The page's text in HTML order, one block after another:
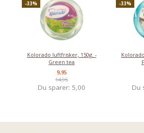
-33%
Kolorado luftfrisker, 150g. -
Green tea
9,95
14,95
Du sparer: 5,00
-33%
Du